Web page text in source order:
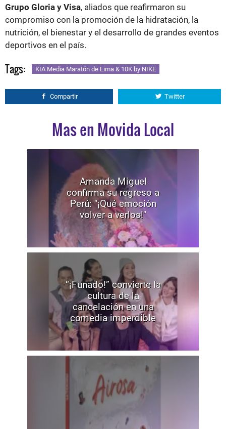
Grupo Gloria y Visa, aliados que reafirmaron su
compromiso con la promoción de la hidratación, la
nutrición, el bienestar y el desarrollo de grandes eventos
deportivos en el país.
Tags: KIA Media Maratón de Lima & 10K by NIKE
Compartir Twitter
Mas en Movida Local
Amanda Miguel
confirma su regreso a
Perú: "¡Qué emoción
volver a verlos!"
“¡Funado!” convierte la
cultura de la
cancelación en una
comedia imperdible